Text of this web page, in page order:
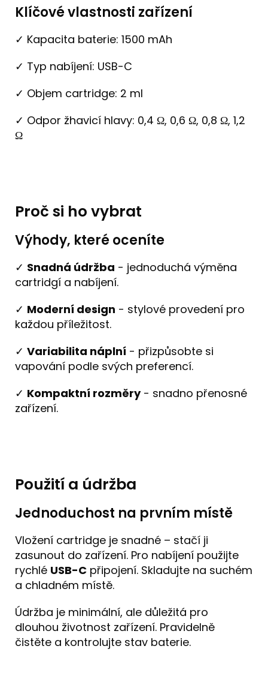
Klíčové vlastnosti zařízení
✓ Kapacita baterie: 1500 mAh
✓ Typ nabíjení: USB-C
✓ Objem cartridge: 2 ml
✓ Odpor žhavicí hlavy: 0,4 Ω, 0,6 Ω, 0,8 Ω, 1,2
Ω
Proč si ho vybrat
Výhody, které oceníte
✓ Snadná údržba - jednoduchá výměna
cartridgí a nabíjení.
✓ Moderní design - stylové provedení pro
každou příležitost.
✓ Variabilita náplní - přizpůsobte si
vapování podle svých preferencí.
✓ Kompaktní rozměry- snadno přenosné
zařízení.
Použití a údržba
Jednoduchost na prvním místě
Vložení cartridge je snadné – stačí ji
zasunout do zařízení. Pro nabíjení použijte
rychlé USB-C připojení. Skladujte na suchém
a chladném místě.
Údržba je minimální, ale důležitá pro
dlouhou životnost zařízení. Pravidelně
čistěte a kontrolujte stav baterie.